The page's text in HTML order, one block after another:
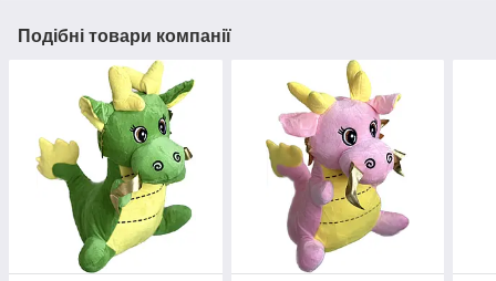
Подібні товари компанії